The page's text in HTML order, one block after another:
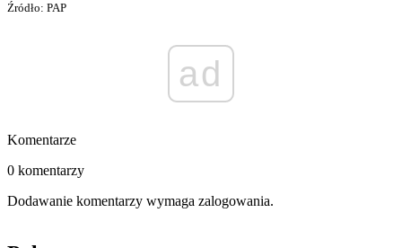
Źródło: PAP
ad
Komentarze
0 komentarzy
Dodawanie komentarzy wymaga zalogowania.